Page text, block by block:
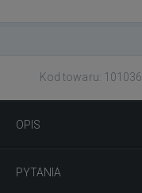
Kod towaru: 101036
OPIS
PYTANIA